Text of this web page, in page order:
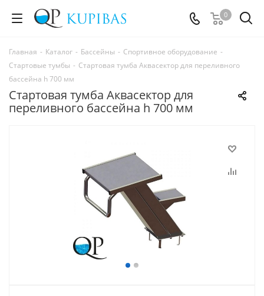
0
Главная - Каталог - Бассейны - Спортивное оборудование -
Стартовые тумбы - Стартовая тумба Аквасектор для переливного
бассейна h 700 мм
Стартовая тумба Аквасектор для
переливного бассейна h 700 мм